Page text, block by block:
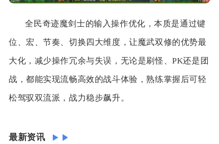
全民奇迹魔剑士的输入操作优化，本质是通过键
位、宏、节奏、切换四大维度，让魔武双修的优势最
大化，减少操作冗余与失误，无论是刷怪、PK还是团
战，都能实现流畅高效的战斗体验，熟练掌握后可轻
松驾驭双流派，战力稳步飙升。
最新资讯